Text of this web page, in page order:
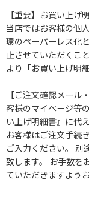
【重要】お買い上げ
当店ではお客様の個
環のペーパーレス化
止させていただくこ
より「お買い上げ明
【ご注文確認メール
客様のマイページ等
い上げ明細書』に代
お客様はご注文手続
ご入力ください。 別
致します。 お手数を
ていただきますよう